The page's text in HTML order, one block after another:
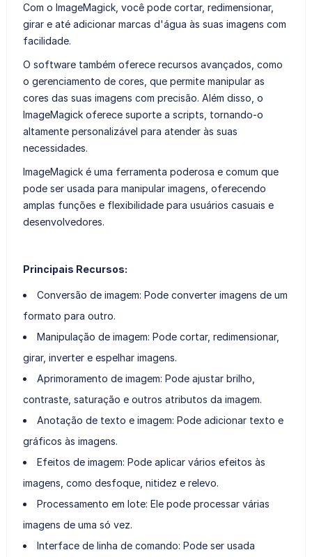
Com o ImageMagick, você pode cortar, redimensionar,
girar e até adicionar marcas d'água às suas imagens com
facilidade.
O software também oferece recursos avançados, como
o gerenciamento de cores, que permite manipular as
cores das suas imagens com precisão. Além disso, o
ImageMagick oferece suporte a scripts, tornando-o
altamente personalizável para atender às suas
necessidades.
ImageMagick é uma ferramenta poderosa e comum que
pode ser usada para manipular imagens, oferecendo
amplas funções e flexibilidade para usuários casuais e
desenvolvedores.
Principais Recursos:
Conversão de imagem: Pode converter imagens de um
formato para outro.
Manipulação de imagem: Pode cortar, redimensionar,
girar, inverter e espelhar imagens.
Aprimoramento de imagem: Pode ajustar brilho,
contraste, saturação e outros atributos da imagem.
Anotação de texto e imagem: Pode adicionar texto e
gráficos às imagens.
Efeitos de imagem: Pode aplicar vários efeitos às
imagens, como desfoque, nitidez e relevo.
Processamento em lote: Ele pode processar várias
imagens de uma só vez.
Interface de linha de comando: Pode ser usada